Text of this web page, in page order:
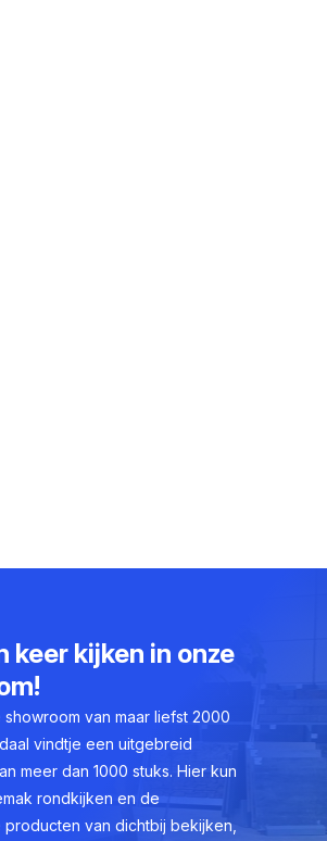
keer kijken in onze
showroom van maar liefst 2000
vindtje een uitgebreid
meer dan 1000 stuks. Hier kun
rondkijken en de
van dichtbij bekijken,